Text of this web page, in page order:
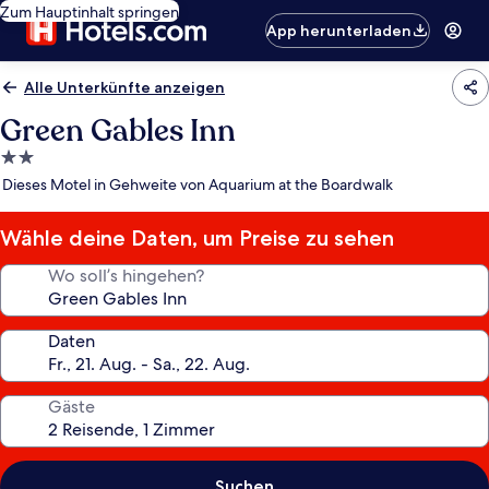
Zum Hauptinhalt springen
App herunterladen
Alle Unterkünfte anzeigen
Green Gables Inn
2.0-
Sterne-
Dieses Motel in Gehweite von Aquarium at the Boardwalk
Wähle deine Daten, um Preise zu sehen
Wo soll’s hingehen?
Daten
Gäste